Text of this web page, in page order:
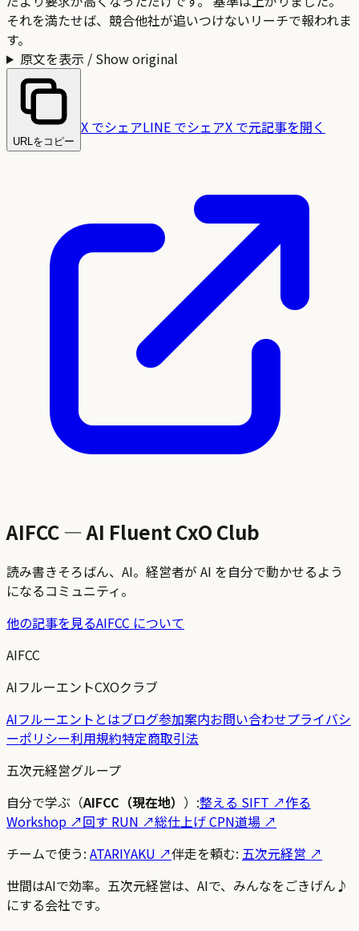
それを満たせば、競合他社が追いつけないリーチで報われま
す。
原文を表示 / Show original
URLをコピー
X でシェアLINE でシェアX で元記事を開く
AIFCC — AI Fluent CxO Club
読み書きそろばん、AI。経営者が AI を自分で動かせるよう
になるコミュニティ。
他の記事を見るAIFCC について
AIFCC
AIフルーエントCXOクラブ
AIフルーエントとはブログ参加案内お問い合わせプライバシ
ーポリシー利用規約特定商取引法
五次元経営グループ
自分で学ぶ（AIFCC（現在地） ）:整える SIFT ↗作る
Workshop ↗回す RUN ↗総仕上げ CPN道場 ↗
チームで使う: ATARIYAKU ↗伴走を頼む: 五次元経営 ↗
世間はAIで効率。五次元経営は、AIで、みんなをごきげん♪
にする会社です。